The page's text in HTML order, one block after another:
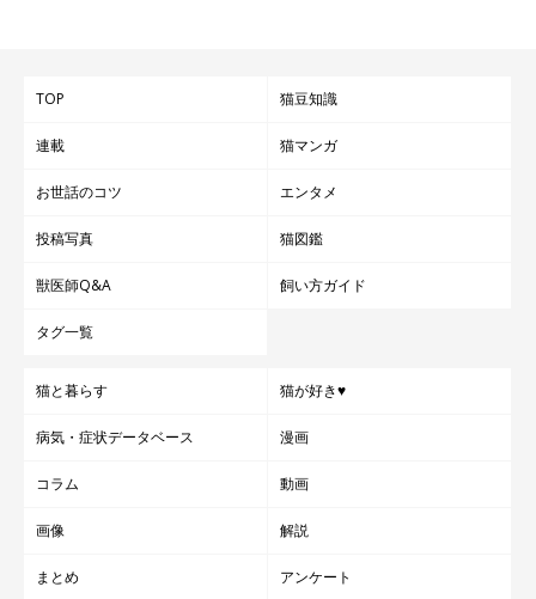
TOP 猫豆知識
連載 猫マンガ
お世話のコツ エンタメ
投稿写真 猫図鑑
獣医師Q&A 飼い方ガイド
タグ一覧
猫と暮らす 猫が好き♥
病気・症状データベース 漫画
コラム 動画
画像 解説
まとめ アンケート